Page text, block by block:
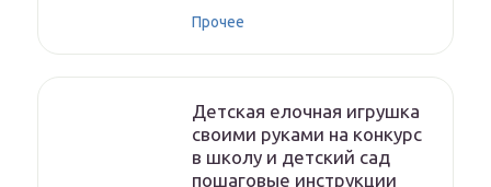
Прочее
Детская елочная игрушка
своими руками на конкурс
в школу и детский сад
пошаговые инструкции